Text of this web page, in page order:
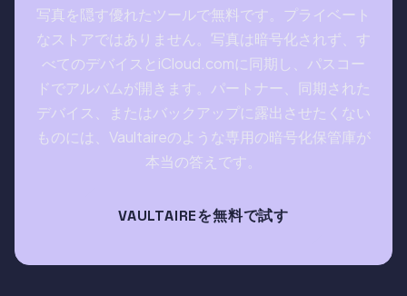
写真を隠す優れたツールで無料です。プライベート
なストアではありません。写真は暗号化されず、す
べてのデバイスとiCloud.comに同期し、パスコー
ドでアルバムが開きます。パートナー、同期された
デバイス、またはバックアップに露出させたくない
ものには、Vaultaireのような専用の暗号化保管庫が
本当の答えです。
VAULTAIREを無料で試す